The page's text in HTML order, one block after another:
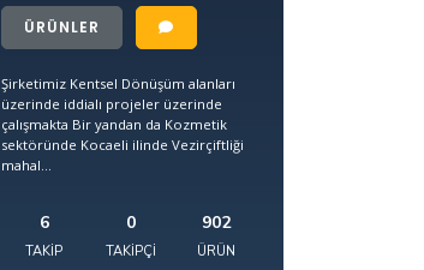
ÜRÜNLER
Şirketimiz Kentsel Dönüşüm alanları
üzerinde iddialı projeler üzerinde
çalışmakta Bir yandan da Kozmetik
sektöründe Kocaeli ilinde Vezirçiftliği
mahal...
6
TAKIP
0
TAKIPÇI
902
ÜRÜN